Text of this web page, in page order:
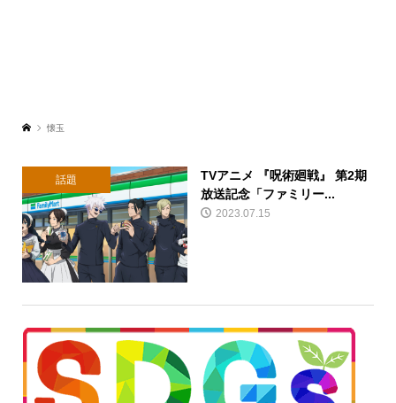
懐玉
話題
TVアニメ 『呪術廻戦』 第2期
放送記念「ファミリー...
2023.07.15